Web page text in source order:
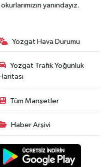
yanındayız.
Yozgat Hava Durumu
Yozgat Trafik Yoğunluk
Haritası
Tüm Manşetler
Haber Arşivi